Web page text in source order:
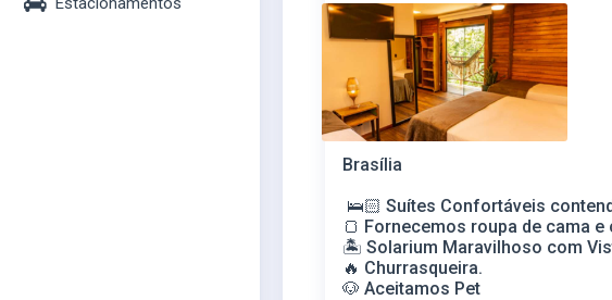
Brasília
🛌🏻 Suítes Confortáveis
🍞 Fornecemos roupa de cama
🏝️ Solarium Maravilhoso com
🔥 Churrasqueira.
🐶 Aceitamos Pet